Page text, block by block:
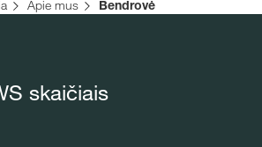
Apie mus Bendrovė
skaičiais